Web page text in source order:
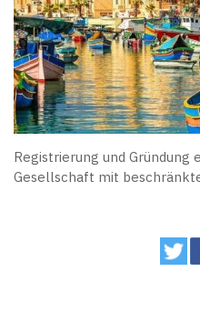
Registrierung und Gründung
Gesellschaft mit